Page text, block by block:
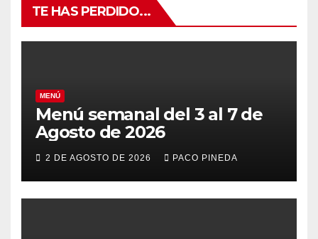
TE HAS PERDIDO...
MENÚ
Menú semanal del 3 al 7 de
Agosto de 2026
2 DE AGOSTO DE 2026 PACO PINEDA